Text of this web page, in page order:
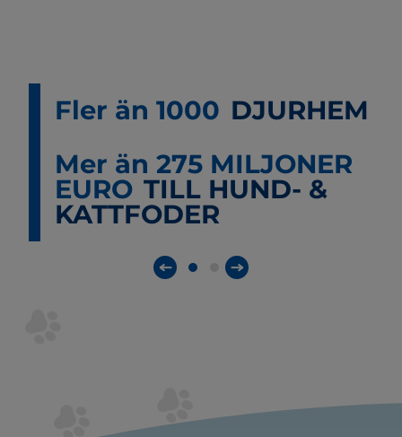
Fler än 1000 DJURHEM
Mer än 275 MILJONER
EURO TILL HUND- &
KATTFODER